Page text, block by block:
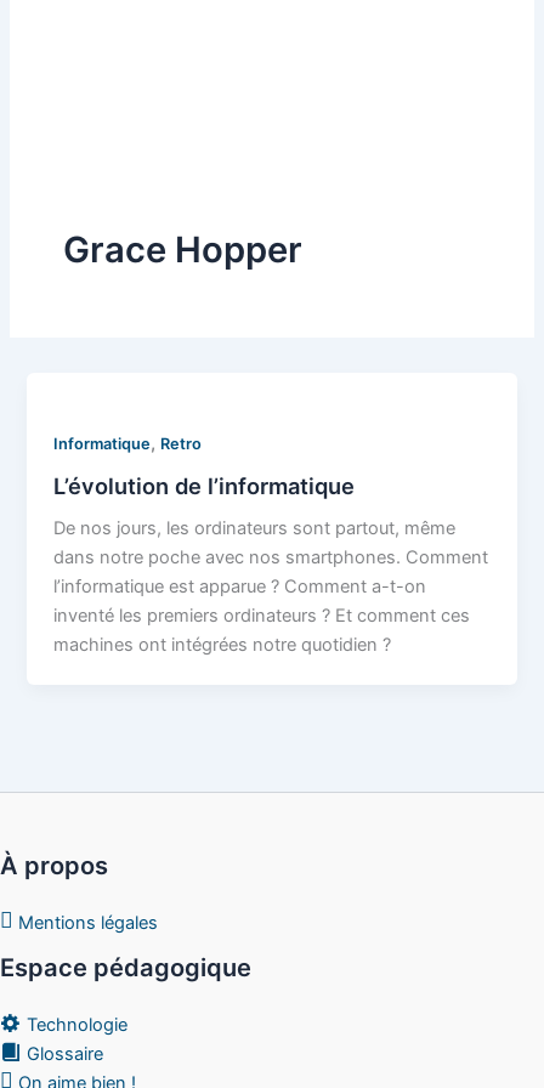
Grace Hopper
Informatique, Retro
L’évolution de l’informatique
De nos jours, les ordinateurs sont partout, même
dans notre poche avec nos smartphones. Comment
l’informatique est apparue ? Comment a-t-on
inventé les premiers ordinateurs ? Et comment ces
machines ont intégrées notre quotidien ?
À propos
Mentions légales
Espace pédagogique
Technologie
Glossaire
On aime bien !